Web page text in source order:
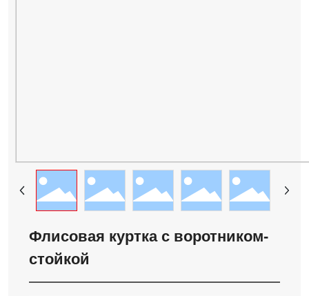
Флисовая куртка с воротником-
стойкой